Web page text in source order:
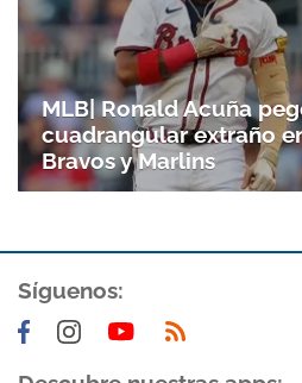
Gracias por suscribirte
MLB| Ronald Acuña
cuadrangular extraño
Bravos y Marlins
Síguenos: